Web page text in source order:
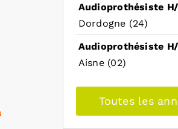
Audioprothésiste
Dordogne (24)
Audioprothésiste
Aisne (02)
Toutes les